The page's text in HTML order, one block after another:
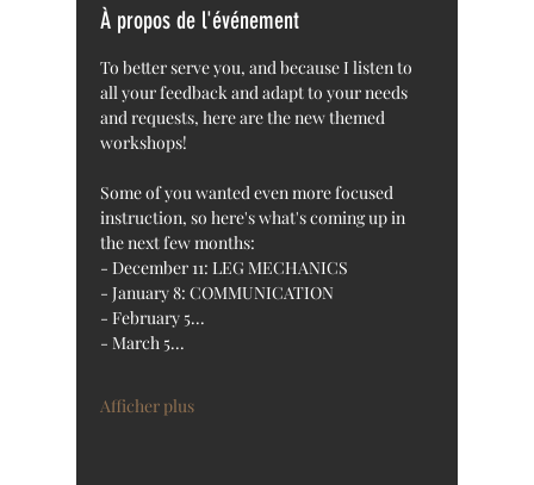
À propos de l'événement
To better serve you, and because I listen to
all your feedback and adapt to your needs
and requests, here are the new themed
workshops!
Some of you wanted even more focused
instruction, so here's what's coming up in
the next few months:
- December 11: LEG MECHANICS
- January 8: COMMUNICATION
- February 5...
- March 5...
Afficher plus